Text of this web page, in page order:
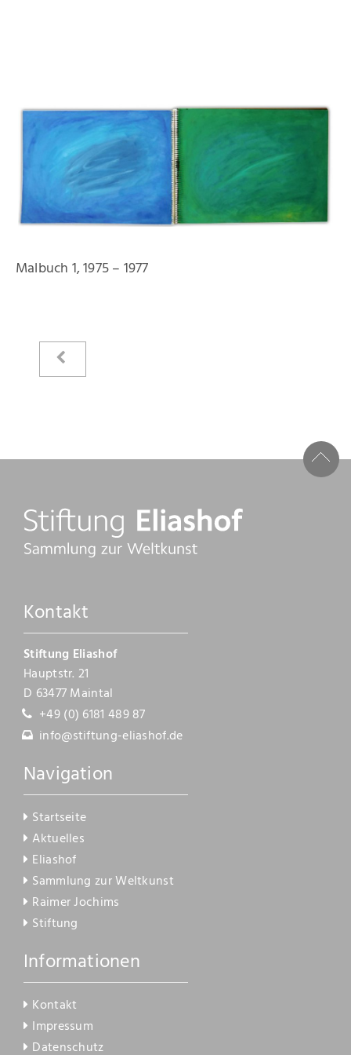
Startseite
Aktuelles
Eliashof
Neuzugänge
Kataloge
Zeichnungen
Malbücher
Vita
Stiftung
Kontakt
Malbuch 1, 1975 – 1977
Kontakt
Stiftung Eliashof
Hauptstr. 21
D 63477 Maintal
+49 (0) 6181 489 87
info@stiftung-eliashof.de
Navigation
Startseite
Aktuelles
Eliashof
Sammlung zur Weltkunst
Raimer Jochims
Stiftung
Informationen
Kontakt
Impressum
Datenschutz